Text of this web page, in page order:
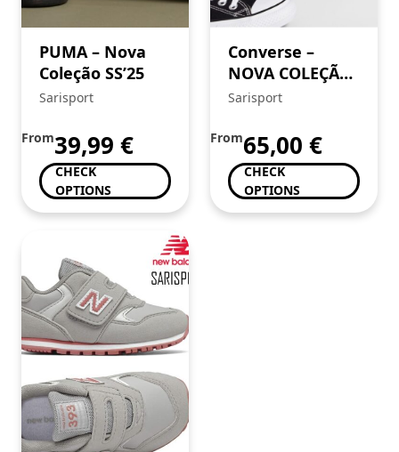
PUMA – Nova
Coleção SS’25
Sarisport
From39,99 €
CHECK
OPTIONS
Converse –
NOVA COLEÇÃO
SS’25
Sarisport
From65,00 €
CHECK
OPTIONS